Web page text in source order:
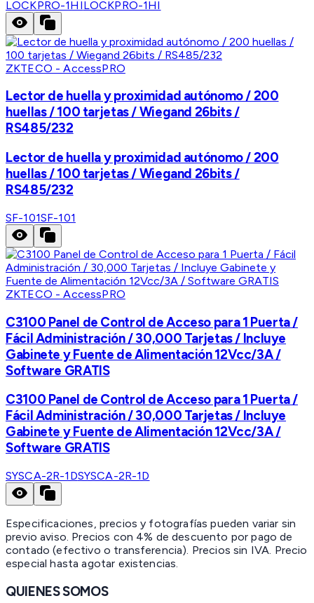
LOCKPRO-1HILOCKPRO-1HI
ZKTECO - AccessPRO
Lector de huella y proximidad autónomo / 200
huellas / 100 tarjetas / Wiegand 26bits /
RS485/232
Lector de huella y proximidad autónomo / 200
huellas / 100 tarjetas / Wiegand 26bits /
RS485/232
SF-101SF-101
ZKTECO - AccessPRO
C3100 Panel de Control de Acceso para 1 Puerta /
Fácil Administración / 30,000 Tarjetas / Incluye
Gabinete y Fuente de Alimentación 12Vcc/3A /
Software GRATIS
C3100 Panel de Control de Acceso para 1 Puerta /
Fácil Administración / 30,000 Tarjetas / Incluye
Gabinete y Fuente de Alimentación 12Vcc/3A /
Software GRATIS
SYSCA-2R-1DSYSCA-2R-1D
Especificaciones, precios y fotografías pueden variar sin
previo aviso. Precios con 4% de descuento por pago de
contado (efectivo o transferencia). Precios sin IVA. Precio
especial hasta agotar existencias.
QUIENES SOMOS